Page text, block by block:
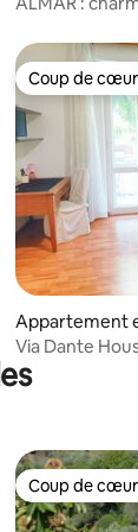
sur 5sur la
Coup de
Coup de
Appartement
Via Dante
pour les
Coup de
Coup de